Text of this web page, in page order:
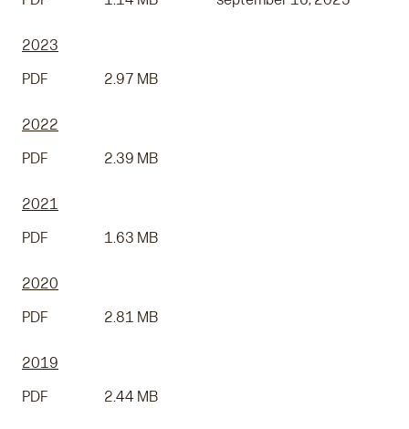
2023
PDF
2.97 MB
2022
PDF
2.39 MB
2021
PDF
1.63 MB
2020
PDF
2.81 MB
2019
PDF
2.44 MB